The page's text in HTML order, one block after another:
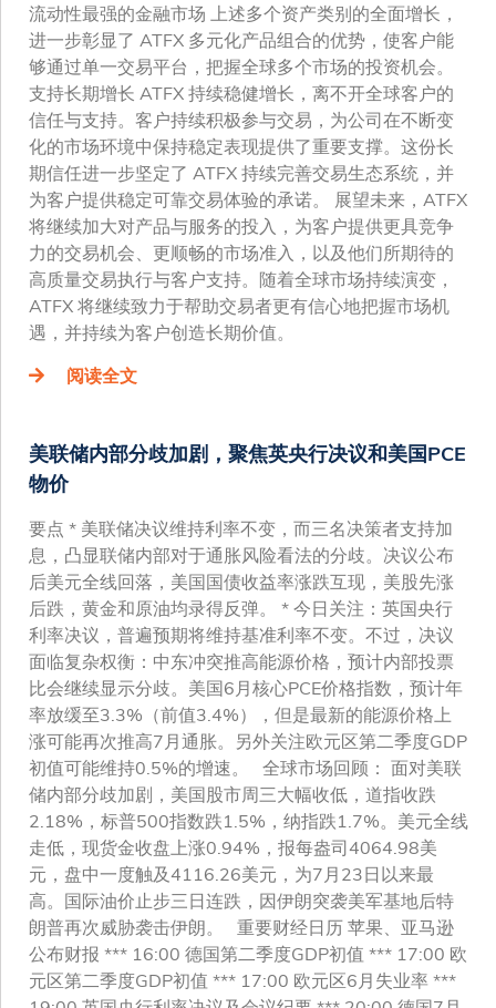
流动性最强的金融市场 上述多个资产类别的全面增长，
进一步彰显了 ATFX 多元化产品组合的优势，使客户能
够通过单一交易平台，把握全球多个市场的投资机会。
支持长期增长 ATFX 持续稳健增长，离不开全球客户的
信任与支持。客户持续积极参与交易，为公司在不断变
化的市场环境中保持稳定表现提供了重要支撑。这份长
期信任进一步坚定了 ATFX 持续完善交易生态系统，并
为客户提供稳定可靠交易体验的承诺。 展望未来，ATFX
将继续加大对产品与服务的投入，为客户提供更具竞争
力的交易机会、更顺畅的市场准入，以及他们所期待的
高质量交易执行与客户支持。随着全球市场持续演变，
ATFX 将继续致力于帮助交易者更有信心地把握市场机
遇，并持续为客户创造长期价值。
阅读全文
美联储内部分歧加剧，聚焦英央行决议和美国PCE
物价
要点 * 美联储决议维持利率不变，而三名决策者支持加
息，凸显联储内部对于通胀风险看法的分歧。决议公布
后美元全线回落，美国国债收益率涨跌互现，美股先涨
后跌，黄金和原油均录得反弹。 * 今日关注：英国央行
利率决议，普遍预期将维持基准利率不变。不过，决议
面临复杂权衡：中东冲突推高能源价格，预计内部投票
比会继续显示分歧。美国6月核心PCE价格指数，预计年
率放缓至3.3%（前值3.4%），但是最新的能源价格上
涨可能再次推高7月通胀。另外关注欧元区第二季度GDP
初值可能维持0.5%的增速。 全球市场回顾： 面对美联
储内部分歧加剧，美国股市周三大幅收低，道指收跌
2.18%，标普500指数跌1.5%，纳指跌1.7%。美元全线
走低，现货金收盘上涨0.94%，报每盎司4064.98美
元，盘中一度触及4116.26美元，为7月23日以来最
高。国际油价止步三日连跌，因伊朗突袭美军基地后特
朗普再次威胁袭击伊朗。 重要财经日历 苹果、亚马逊
公布财报 *** 16:00 德国第二季度GDP初值 *** 17:00 欧
元区第二季度GDP初值 *** 17:00 欧元区6月失业率 ***